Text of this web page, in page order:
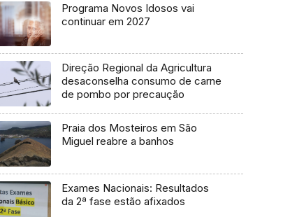
Programa Novos Idosos vai
continuar em 2027
Direção Regional da Agricultura
desaconselha consumo de carne
de pombo por precaução
Praia dos Mosteiros em São
Miguel reabre a banhos
Exames Nacionais: Resultados
da 2ª fase estão afixados